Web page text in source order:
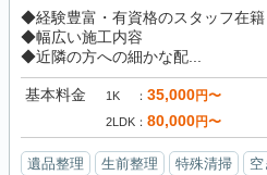
◆経験豊富・有資格のスタッフ在籍
◆幅広い施工内容
◆近隣の方への細かな配...
基本料金 1K 35,000円〜
2LDK 80,000円〜
遺品整理 生前整理 特殊清掃 空